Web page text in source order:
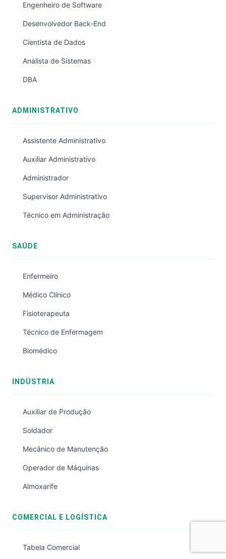
Engenheiro de Software
Desenvolvedor Back-End
Cientista de Dados
Analista de Sistemas
DBA
ADMINISTRATIVO
Assistente Administrativo
Auxiliar Administrativo
Administrador
Supervisor Administrativo
Técnico em Administração
SAÚDE
Enfermeiro
Médico Clínico
Fisioterapeuta
Técnico de Enfermagem
Biomédico
INDÚSTRIA
Auxiliar de Produção
Soldador
Mecânico de Manutenção
Operador de Máquinas
Almoxarife
COMERCIAL E LOGÍSTICA
Tabela Comercial